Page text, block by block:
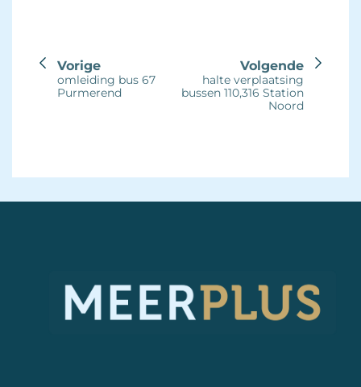
Vorige
omleiding bus 67
Purmerend
Volgende
halte verplaatsing
bussen 110,316 Station
Noord